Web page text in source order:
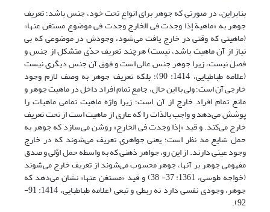
بنابراین، در صورتی که جوهر برای انواع تحت خود، جنس باشد؛ تعریف
جوهر به «ماهیة إذا وجدت فی الخارج وجدت فی موضوع مستغن عنها»
(ماهیتی که وقتی در خارج یافت می‌شود، وجودش در موضوعی که بی
نیاز از آن ماهیت باشد، نیست) هرچند تعریف حدّی متشکل از جنس و
فصل نیست، زیرا جوهر جنس عالی است و فوق آن جنس دیگری نیست
(علامه طباطبایی، 1414: 90)؛ بلکه تعریف جوهر به وصف لازم وجود
خارجی آن است؛ ولی با این حال، جامع تمام افراد داخل در ماهیت جوهر و
مانع تمام افراد خارج از آن است؛ زیرا واژه ماهیت تمامی ماهیات را
پوشش می‌دهد و واجب بالذات را که عاری از ماهیت است از تحت تعریف
خارج می‌کند. و قید «إذا وجدت فی الخارج» روشن می‌سازد که جوهر به
حمل شایع مد نظر است؛ یعنی جواهری تعریف می‌شوند که در خارج
وجود عینی دارند. از این رو، جواهر ذهنی که به واسطه حمل اوّلی و صدق
مفهومی جوهر بر آنها، جوهر محسوب می‌شوند از تعریف خارج می‌شوند
(خواجه طوسى، 1361: 37- 38) و قید «مستغن عنها» نشان می‎‌دهد که
جوهر، وجودی نفسی دارد نه ربطی و تبعی (علامه طباطبایی، 1414: 91-
92).